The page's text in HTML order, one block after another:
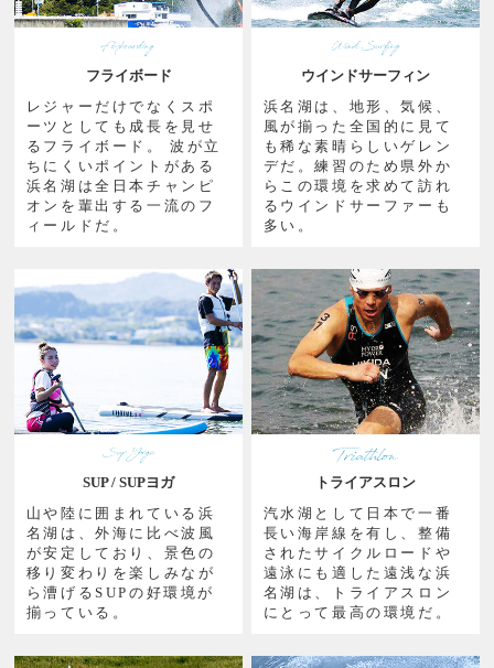
フライボード
レジャーだけでなくスポ
ーツとしても成長を見せ
るフライボード。 波が立
ちにくいポイントがある
浜名湖は全日本チャンピ
オンを輩出する一流のフ
ィールドだ。
ウインドサーフィン
浜名湖は、地形、気候、
風が揃った全国的に見て
も稀な素晴らしいゲレン
デだ。練習のため県外か
らこの環境を求めて訪れ
るウインドサーファーも
多い。
SUP / SUPヨガ
山や陸に囲まれている浜
名湖は、外海に比べ波風
が安定しており、景色の
移り変わりを楽しみなが
ら漕げるSUPの好環境が
揃っている。
トライアスロン
汽水湖として日本で一番
長い海岸線を有し、整備
されたサイクルロードや
遠泳にも適した遠浅な浜
名湖は、トライアスロン
にとって最高の環境だ。